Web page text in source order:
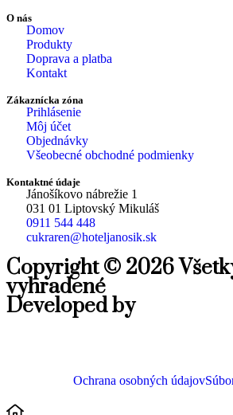
O nás
Domov
Produkty
Doprava a platba
Kontakt
Zákaznícka zóna
Prihlásenie
Môj účet
Objednávky
Všeobecné obchodné podmienky
Kontaktné údaje
Jánošíkovo nábrežie 1
031 01 Liptovský Mikuláš
0911 544 448
cukraren@hoteljanosik.sk
Copyright © 2026
vyhradené
Developed by
Ochrana osobných údajov